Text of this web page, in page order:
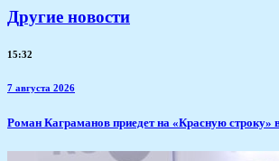
Другие новости
15:32
7 августа 2026
​Роман Каграманов приедет на «Красную строку»